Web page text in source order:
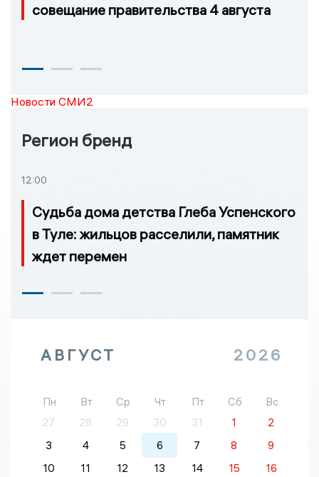
совещание правительства 4 августа
Новости СМИ2
Регион бренд
12:00
Судьба дома детства Глеба Успенского
в Туле: жильцов расселили, памятник
ждет перемен
АВГУСТ 2026
Пн Вт Ср Чт Пт Сб
Вс
27
28 29 30 31 1
2
3
4 5 6 7 8
9
10
11 12 13 14 15
16